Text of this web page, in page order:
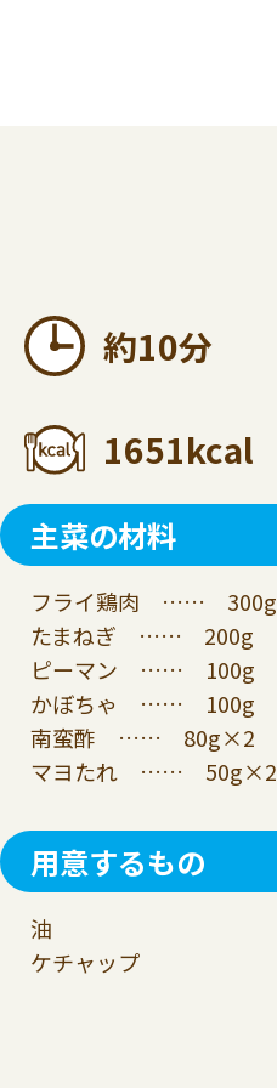
約10分
1651kcal
主菜の材料
フライ鶏肉 …… 300g
たまねぎ …… 200g
ピーマン …… 100g
かぼちゃ …… 100g
南蛮酢 …… 80g×2
マヨたれ …… 50g×2
用意するもの
油
ケチャップ